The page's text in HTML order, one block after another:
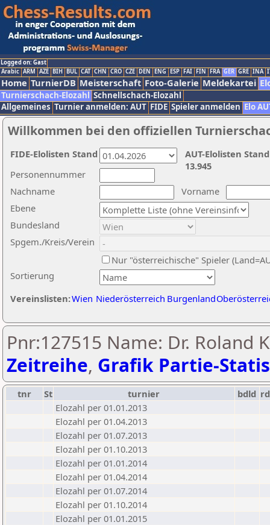
Logged on: Gast
Arabic ARM AZE BIH BUL CAT CHN CRO CZE DEN ENG ESP FAI FIN FRA GER GRE INA
Home TurnierDB Meisterschaft Foto-Galerie Meldekartei
Turnierschach-Elozahl Schnellschach-Elozahl
Allgemeines Turnier anmelden: AUT FIDE Spieler anmelden Elo
Willkommen bei den offiziellen
Nachname
Vorname
Ebene
Sortierung
Personennummer
Bundesland
Spgem./Kreis/Verein
Nur "österreichische" Spieler
Vereinslisten:Wien Niederösterreich Burgenland
AUT-Elolisten
13.945
FIDE-Elolisten Stand
Pnr:127515 Name: Dr. Roland
Zeitreihe, Grafik Partie-
tnr St turnier bdld rd
Elozahl per 01.01.2013
Elozahl per 01.04.2013
Elozahl per 01.07.2013
Elozahl per 01.10.2013
Elozahl per 01.01.2014
Elozahl per 01.04.2014
Elozahl per 01.07.2014
Elozahl per 01.10.2014
Elozahl per 01.01.2015